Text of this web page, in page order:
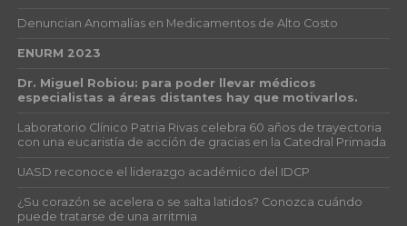
Denuncian Anomalías en Medicamentos de Alto Costo
ENURM 2023
Dr. Miguel Robiou: para poder llevar médicos
especialistas a áreas distantes hay que motivarlos.
Laboratorio Clínico Patria Rivas celebra 60 años de trayectoria
con una eucaristía de acción de gracias en la Catedral Primada
UASD reconoce el liderazgo académico del IDCP
¿Su corazón se acelera o se salta latidos? Conozca cuándo
puede tratarse de una arritmia